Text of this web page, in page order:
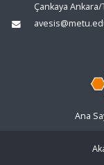
Çankaya Ankara/
Ana